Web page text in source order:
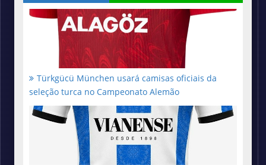
Türkgücü München usará camisas oficiais da
seleção turca no Campeonato Alemão